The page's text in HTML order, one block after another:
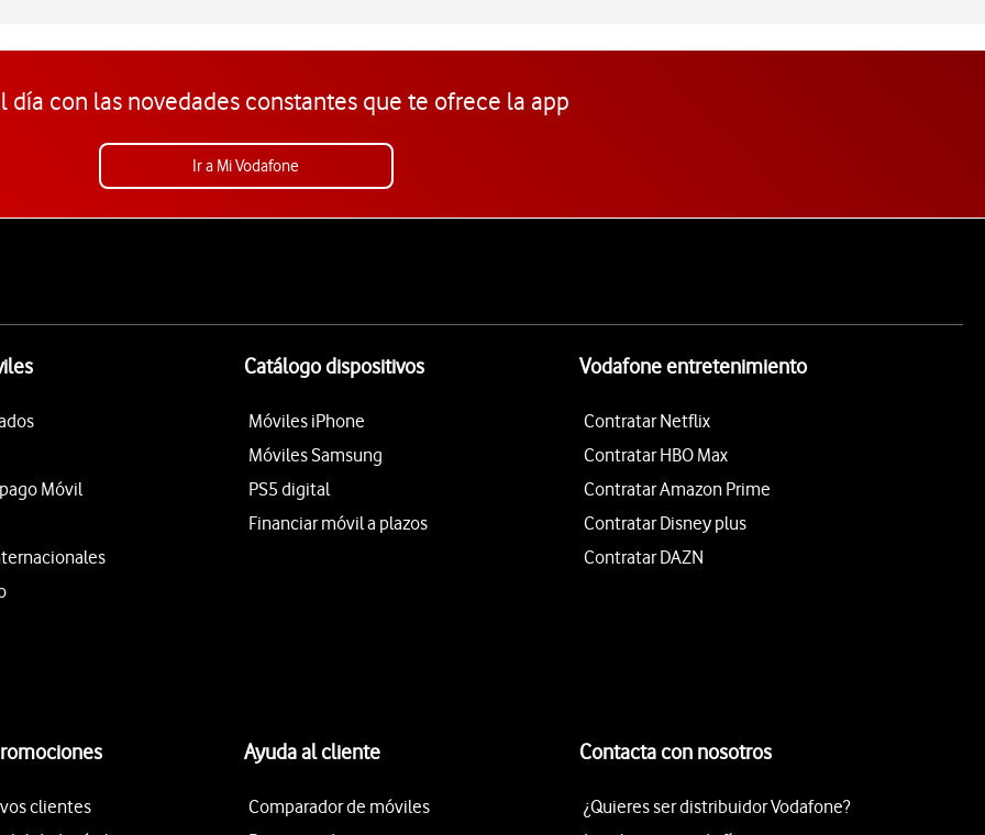
día con las novedades constantes que te ofrece la app
Ir a Mi Vodafone
Móvil
Catálogo dispositivos
Móviles iPhone
Móviles Samsung
PS5 digital
Financiar móvil a plazos
Vodafone entretenimiento
Contratar Netflix
Contratar HBO Max
Contratar Amazon Prime
Contratar Disney plus
Contratar DAZN
clientes
Ayuda al cliente
Comparador de móviles
Contacta con nosotros
¿Quieres ser distribuidor Vodafone?